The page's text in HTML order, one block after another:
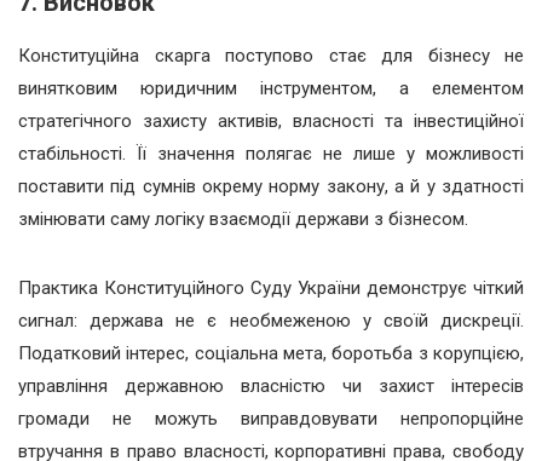
Конституційна скарга поступово стає для бізнесу не
винятковим юридичним інструментом, а елементом
стратегічного захисту активів, власності та інвестиційної
стабільності. Її значення полягає не лише у можливості
поставити під сумнів окрему норму закону, а й у здатності
змінювати саму логіку взаємодії держави з бізнесом.
Практика Конституційного Суду України демонструє чіткий
сигнал: держава не є необмеженою у своїй дискреції.
Податковий інтерес, соціальна мета, боротьба з корупцією,
управління державною власністю чи захист інтересів
громади не можуть виправдовувати непропорційне
втручання в право власності, корпоративні права, свободу